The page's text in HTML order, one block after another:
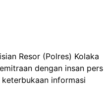
Resor (Polres) Kolaka
dengan insan pers
informasi